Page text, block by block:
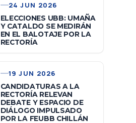
24 JUN 2026
ELECCIONES UBB: UMAÑA
Y CATALDO SE MEDIRÁN
EN EL BALOTAJE POR LA
RECTORÍA
19 JUN 2026
CANDIDATURAS A LA
RECTORÍA RELEVAN
DEBATE Y ESPACIO DE
DIÁLOGO IMPULSADO
POR LA FEUBB CHILLÁN